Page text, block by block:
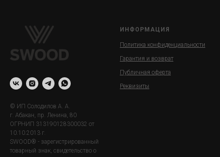
© ИП Солодилов А. А.
г. Абакан, пр. Ленина, 80
ОГРНИП 313190128300032 от
10.10.2013 г.
SWOOD® - зарегистрированный
товарный знак, свидетельство о
ИНФОРМАЦИЯ
Политика конфиденциальности
Гарантия и возврат
Публичная оферта
Реквизиты